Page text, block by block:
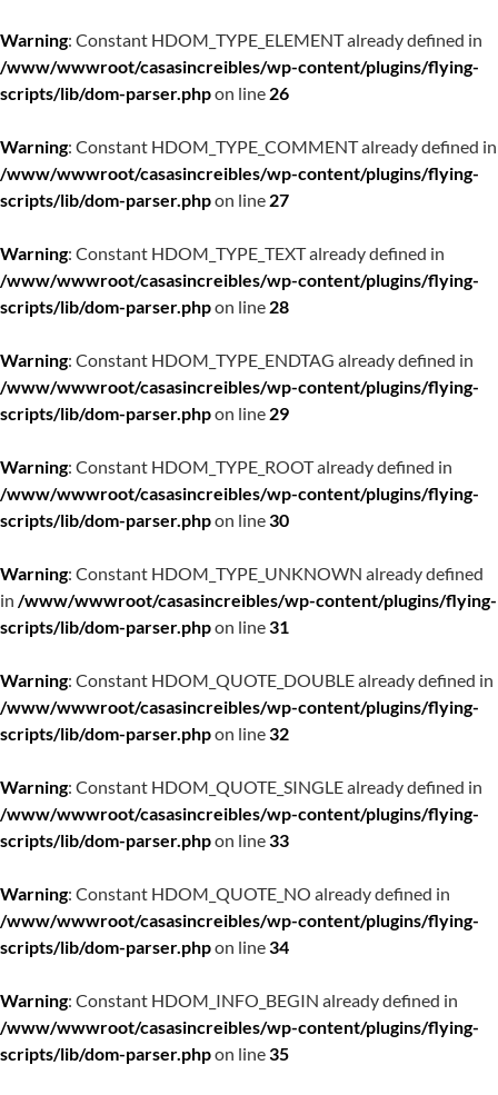
Warning: Constant HDOM_TYPE_ELEMENT already defined in
/www/wwwroot/casasincreibles/wp-content/plugins/flying-
scripts/lib/dom-parser.phpon line 26
Warning: Constant HDOM_TYPE_COMMENT already defined in
/www/wwwroot/casasincreibles/wp-content/plugins/flying-
scripts/lib/dom-parser.phpon line 27
Warning: Constant HDOM_TYPE_TEXT already defined in
/www/wwwroot/casasincreibles/wp-content/plugins/flying-
scripts/lib/dom-parser.phpon line 28
Warning: Constant HDOM_TYPE_ENDTAG already defined in
/www/wwwroot/casasincreibles/wp-content/plugins/flying-
scripts/lib/dom-parser.phpon line 29
Warning: Constant HDOM_TYPE_ROOT already defined in
/www/wwwroot/casasincreibles/wp-content/plugins/flying-
scripts/lib/dom-parser.phpon line30
Warning: Constant HDOM_TYPE_UNKNOWN already defined
in /www/wwwroot/casasincreibles/wp-content/plugins/flying-
scripts/lib/dom-parser.phpon line31
Warning: Constant HDOM_QUOTE_DOUBLE already defined in
/www/wwwroot/casasincreibles/wp-content/plugins/flying-
scripts/lib/dom-parser.phpon line32
Warning: Constant HDOM_QUOTE_SINGLE already defined in
/www/wwwroot/casasincreibles/wp-content/plugins/flying-
scripts/lib/dom-parser.phpon line33
Warning: Constant HDOM_QUOTE_NO already defined in
/www/wwwroot/casasincreibles/wp-content/plugins/flying-
scripts/lib/dom-parser.phpon line34
Warning: Constant HDOM_INFO_BEGIN already defined in
/www/wwwroot/casasincreibles/wp-content/plugins/flying-
scripts/lib/dom-parser.phpon line35